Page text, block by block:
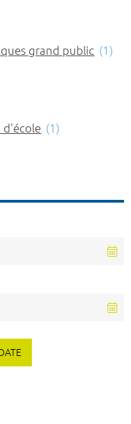
grand public (1)
(1)